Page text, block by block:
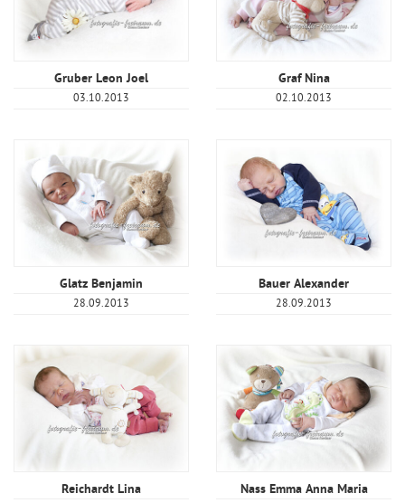
Gruber Leon Joel
03.10.2013
Graf Nina
02.10.2013
Glatz Benjamin
28.09.2013
Bauer Alexander
28.09.2013
Reichardt Lina Nass Emma Anna Maria